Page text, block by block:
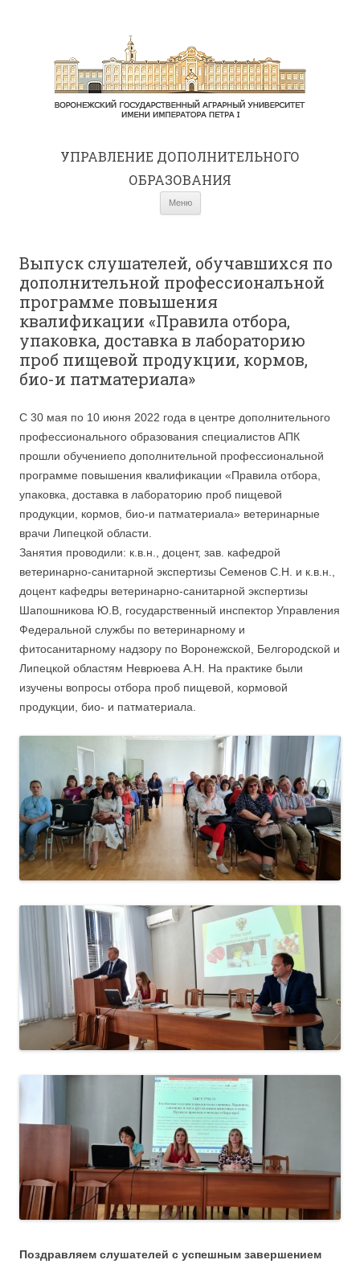
УПРАВЛЕНИЕ ДОПОЛНИТЕЛЬНОГО
ОБРАЗОВАНИЯ
Меню
Выпуск слушателей, обучавшихся по
дополнительной профессиональной
программе повышения
квалификации «Правила отбора,
упаковка, доставка в лабораторию
проб пищевой продукции, кормов,
био-и патматериала»
С 30 мая по 10 июня 2022 года в центре дополнительного
профессионального образования специалистов АПК
прошли обучениепо дополнительной профессиональной
программе повышения квалификации «Правила отбора,
упаковка, доставка в лабораторию проб пищевой
продукции, кормов, био-и патматериала» ветеринарные
врачи Липецкой области.
Занятия проводили: к.в.н., доцент, зав. кафедрой
ветеринарно-санитарной экспертизы Семенов С.Н. и к.в.н.,
доцент кафедры ветеринарно-санитарной экспертизы
Шапошникова Ю.В, государственный инспектор Управления
Федеральной службы по ветеринарному и
фитосанитарному надзору по Воронежской, Белгородской и
Липецкой областям Неврюева А.Н. На практике были
изучены вопросы отбора проб пищевой, кормовой
продукции, био- и патматериала.
Поздравляем слушателей с успешным завершением